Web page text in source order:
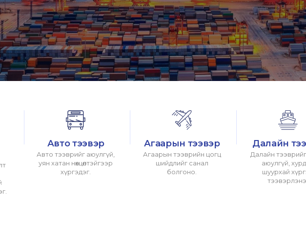
Авто тээвэр
Авто тээврийг аюулгүй,
уян хатан нөхцөлтэйгээр
хүргэдэг.
Агаарын тээвэр
Агаарын тээврийн цогц
шийдлийг санал
болгоно.
Далайн
Далайн
аюулгүй,
шуурхай
тээвэрлэнэ.